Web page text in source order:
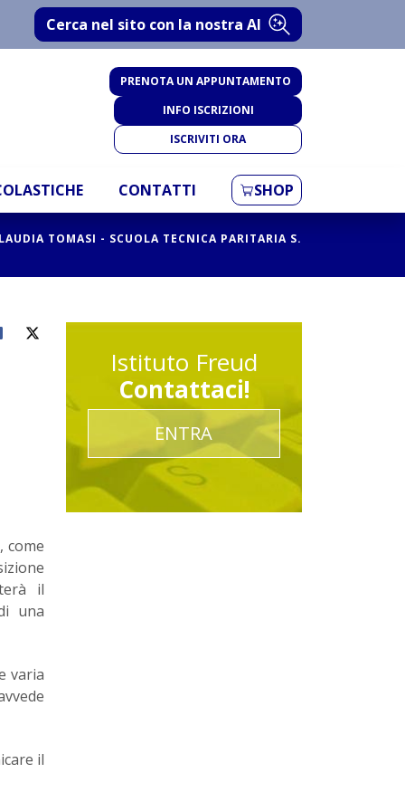
Cerca nel sito con la nostra AI
PRENOTA UN APPUNTAMENTO
INFO ISCRIZIONI
ISCRIVITI ORA
CONTATTI SHOP
TOMASI - SCUOLA TECNICA PARITARIA S.
come
il
una
varia
il
Istituto Freud
Contattaci!
ENTRA